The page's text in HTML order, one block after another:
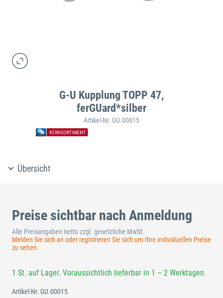
G-U Kupplung TOPP 47,
ferGUard*silber
Artikel-Nr. GU.00015
Übersicht
Preise sichtbar nach Anmeldung
Alle Preisangaben netto zzgl. gesetzliche MwSt.
Melden Sie sich an oder registrieren Sie sich um Ihre individuellen Preise
zu sehen.
1 St. auf Lager. Voraussichtlich lieferbar in 1 – 2 Werktagen.
Artikel-Nr. GU.00015